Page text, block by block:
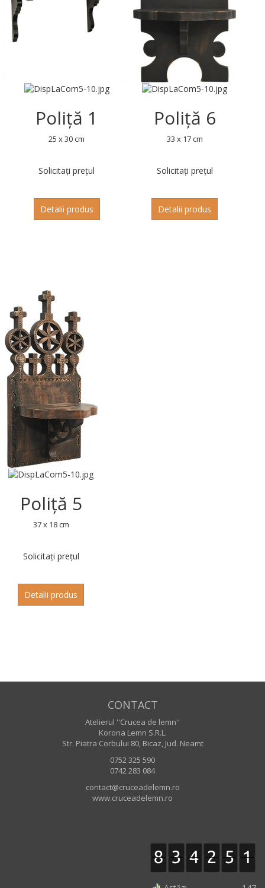
Poliță 1
25 x 30 cm
Solicitați prețul
Detalii produs
Poliță 6
33 x 17 cm
Solicitați prețul
Detalii produs
Poliță 5
37 x 18 cm
Solicitați prețul
Detalii produs
CONTACT
Atelierul ''Crucea de lemn''
Korona Lemn S.R.L.
Str. Piatra Corbului 80, Bicaz, Jud. Neamt
0752 325 590
0742 283 084
contact@cruceadelemn.ro
www.cruceadelemn.ro